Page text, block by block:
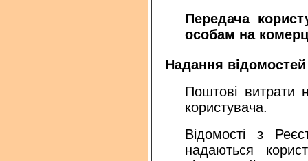
Передача
особам на
Надання
Поштові витрати
користувача.
Відомості з
надаються